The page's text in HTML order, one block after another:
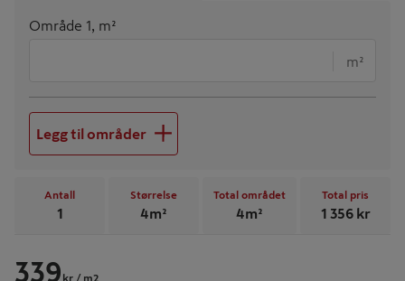
Område 1, m²
m²
Legg til områder
Antall
1
Størrelse
4m²
Total området
4m²
Total pris
1 356 kr
339 kr / m2